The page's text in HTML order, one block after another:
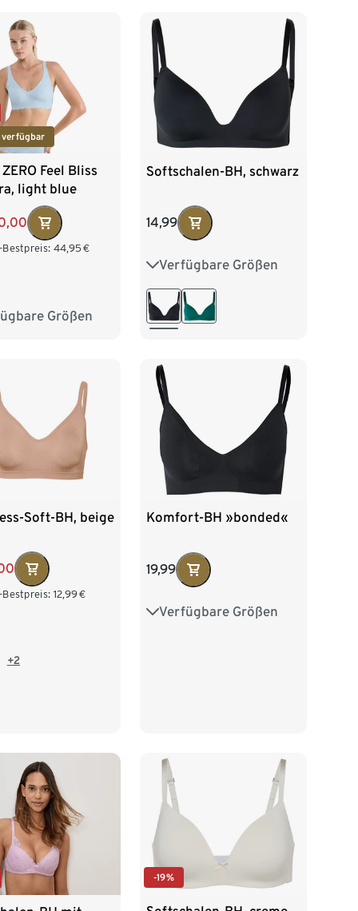
verfügbar
Feel Bliss
light blue
Bestpreis: 44,95 €
Größen
L XL
Softschalen-BH, schwarz
14,99
Verfügbare Größen
75A 75B 75C
80A 80B
Soft-BH, beige
Bestpreis: 12,99€
+2
Komfort-BH »bonded«
19,99
Verfügbare Größen
75A 75B 80A
-19%